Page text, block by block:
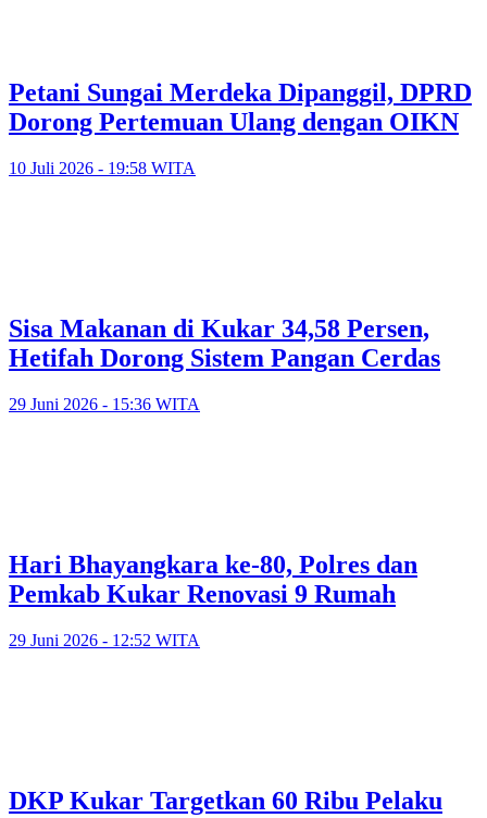
Petani Sungai Merdeka Dipanggil, DPRD
Dorong Pertemuan Ulang dengan OIKN
10 Juli 2026 - 19:58 WITA
Sisa Makanan di Kukar 34,58 Persen,
Hetifah Dorong Sistem Pangan Cerdas
29 Juni 2026 - 15:36 WITA
Hari Bhayangkara ke-80, Polres dan
Pemkab Kukar Renovasi 9 Rumah
29 Juni 2026 - 12:52 WITA
DKP Kukar Targetkan 60 Ribu Pelaku